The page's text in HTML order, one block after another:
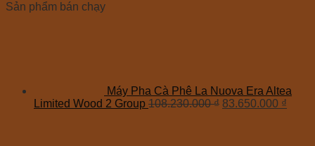
Sản phẩm bán chạy
Máy Pha Cà Phê La Nuova Era Altea
Limited Wood 2 Group 108.230.000₫ 83.650.000 ₫